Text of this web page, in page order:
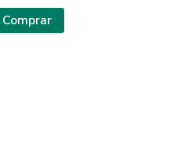
Comprar